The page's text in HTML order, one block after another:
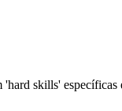
skills'